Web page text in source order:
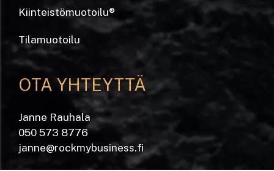
Kiinteistömuotoilu®
Tilamuotoilu
OTA YHTEYTTÄ
Janne Rauhala
050 573 8776
janne@rockmybusiness.fi